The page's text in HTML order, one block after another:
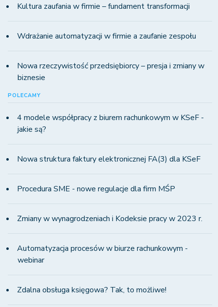
Kultura zaufania w firmie – fundament transformacji
Wdrażanie automatyzacji w firmie a zaufanie zespołu
Nowa rzeczywistość przedsiębiorcy – presja i zmiany w
biznesie
POLECAMY
4 modele współpracy z biurem rachunkowym w KSeF -
jakie są?
Nowa struktura faktury elektronicznej FA(3) dla KSeF
Procedura SME - nowe regulacje dla firm MŚP
Zmiany w wynagrodzeniach i Kodeksie pracy w 2023 r.
Automatyzacja procesów w biurze rachunkowym -
webinar
Zdalna obsługa księgowa? Tak, to możliwe!